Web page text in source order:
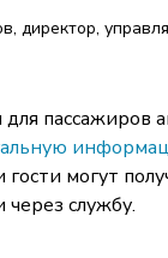
директор,
для пассажиров
гости могут
службу.